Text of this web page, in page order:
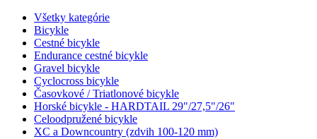
Všetky kategórie
Bicykle
Cestné bicykle
Endurance cestné bicykle
Gravel bicykle
Cyclocross bicykle
Časovkové / Triatlonové bicykle
Horské bicykle - HARDTAIL 29"/27,5"/26"
Celoodpružené bicykle
XC a Downcountry (zdvih 100-120 mm)